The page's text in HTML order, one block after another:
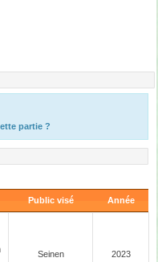
partie ?
Public visé Année
Seinen 2023